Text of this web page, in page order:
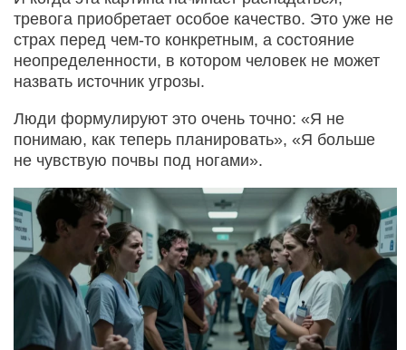
тревога приобретает особое качество. Это уже не
страх перед чем-то конкретным, а состояние
неопределенности, в котором человек не может
назвать источник угрозы.
Люди формулируют это очень точно: «Я не
понимаю, как теперь планировать», «Я больше
не чувствую почвы под ногами».